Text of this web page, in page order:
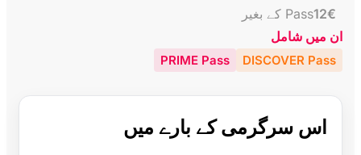
€
12Pass کے بغیر
ان میں شامل
DISCOVER Pass
PRIME Pass
اس سرگرمی کے بارے میں